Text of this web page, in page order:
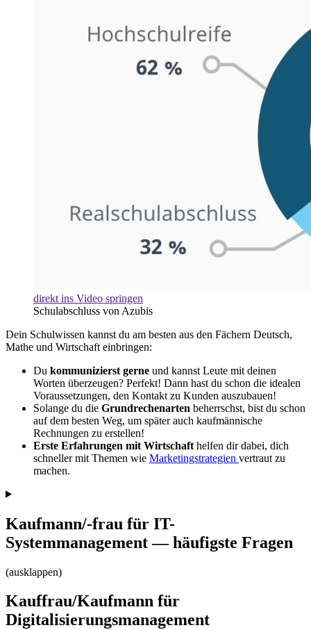
direkt ins Video springen
Schulabschluss von Azubis
Dein Schulwissen kannst du am besten aus den Fächern Deutsch,
Mathe und Wirtschaft einbringen:
Du kommunizierst gerne und kannst Leute mit deinen
Worten überzeugen? Perfekt! Dann hast du schon die idealen
Voraussetzungen, den Kontakt zu Kunden auszubauen!
Solange du die Grundrechenarten beherrschst, bist du schon
auf dem besten Weg, um später auch kaufmännische
Rechnungen zu erstellen!
Erste Erfahrungen mit Wirtschaft helfen dir dabei, dich
schneller mit Themen wie Marketingstrategien vertraut zu
machen.
Kaufmann/-frau für IT-
Systemmanagement — häufigste Fragen
(ausklappen)
Kauffrau/Kaufmann für
Digitalisierungsmanagement